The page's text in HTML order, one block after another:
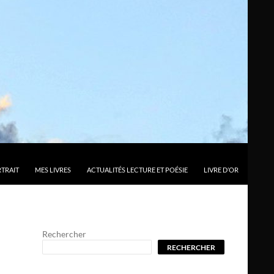
MES LIVRES ACTUALITÉS LECTURE ET POÉSIE LIVRE D’OR
Rechercher
RECHERCHER